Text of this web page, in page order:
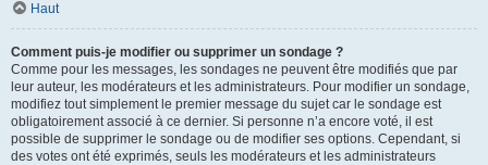
Haut
Comment puis-je modifier ou supprimer un sondage ?
Comme pour les messages, les sondages ne peuvent être modifiés que par
leur auteur, les modérateurs et les administrateurs. Pour modifier un sondage,
modifiez tout simplement le premier message du sujet car le sondage est
obligatoirement associé à ce dernier. Si personne n’a encore voté, il est
possible de supprimer le sondage ou de modifier ses options. Cependant, si
des votes ont été exprimés, seuls les modérateurs et les administrateurs